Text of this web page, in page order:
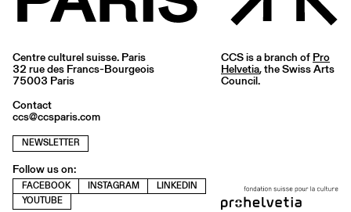
Centre culturel suisse. Paris
32 rue des Francs-Bourgeois
75003 Paris
Contact
ccs@ccsparis.com
NEWSLETTER
Follow us on:
FACEBOOK INSTAGRAM
LINKEDIN
YOUTUBE
CCS is a branch of Pro
Helvetia, the Swiss Arts
Council.